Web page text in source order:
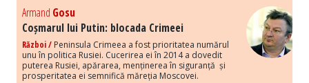
Armand Gosu
Coșmarul lui Putin: blocada Crimeei
Război / Peninsula Crimeea a fost prioritatea numărul
unu în politica Rusiei. Cucerirea ei în 2014 a dovedit
puterea Rusiei, apărarea, menținerea în siguranță și
prosperitatea ei semnifică măreția Moscovei.